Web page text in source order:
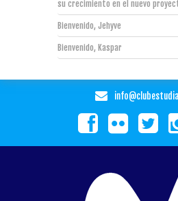
su crecimiento en el nuevo
Bienvenido, Jehyve
Bienvenido, Kaspar